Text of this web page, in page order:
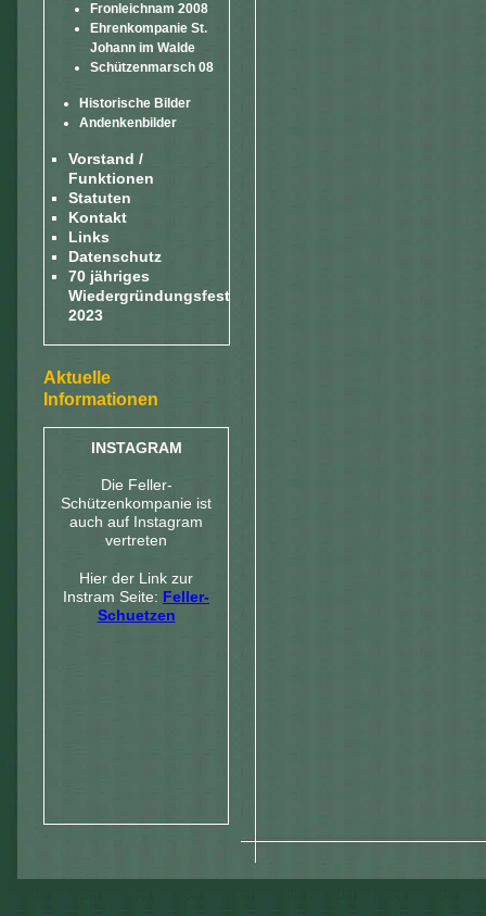
Fronleichnam 2008
Ehrenkompanie St.
Johann im Walde
Schützenmarsch 08
Historische Bilder
Andenkenbilder
Vorstand /
Funktionen
Statuten
Kontakt
Links
Datenschutz
70 jähriges
Wiedergründungsfest
2023
Aktuelle
Informationen
INSTAGRAM
Die Feller-
Schützenkompanie ist
auch auf Instagram
vertreten
Hier der Link zur
Instram Seite: Feller-
Schuetzen